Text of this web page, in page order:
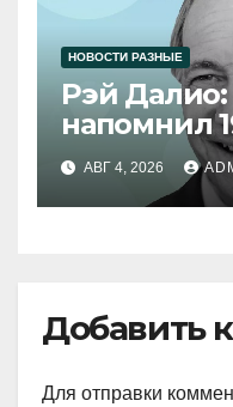
НОВОСТИ РАЗНЫЕ
Рэй
напомнил
АВГ 4, 2026
Добавить
Для отправки